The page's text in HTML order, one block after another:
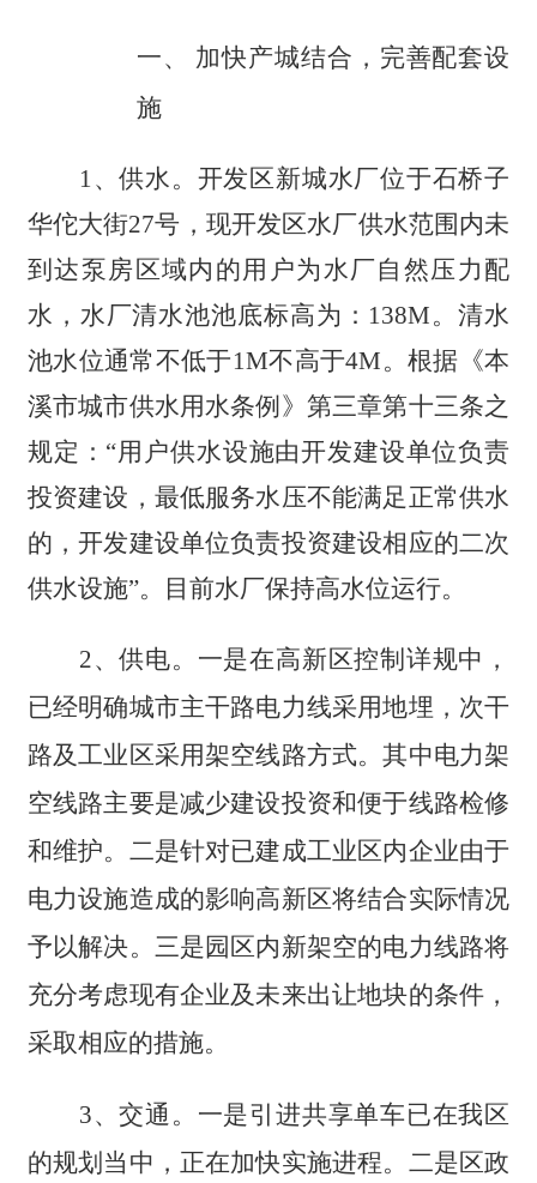
一、 加快产城结合，完善配套设
施
1、供水。开发区新城水厂位于石桥子
华佗大街27号，现开发区水厂供水范围内未
到达泵房区域内的用户为水厂自然压力配
水，水厂清水池池底标高为：138M。清水
池水位通常不低于1M不高于4M。根据《本
溪市城市供水用水条例》第三章第十三条之
规定：“用户供水设施由开发建设单位负责
投资建设，最低服务水压不能满足正常供水
的，开发建设单位负责投资建设相应的二次
供水设施”。目前水厂保持高水位运行。
2、供电。一是在高新区控制详规中，
已经明确城市主干路电力线采用地埋，次干
路及工业区采用架空线路方式。其中电力架
空线路主要是减少建设投资和便于线路检修
和维护。二是针对已建成工业区内企业由于
电力设施造成的影响高新区将结合实际情况
予以解决。三是园区内新架空的电力线路将
充分考虑现有企业及未来出让地块的条件，
采取相应的措施。
3、交通。一是引进共享单车已在我区
的规划当中，正在加快实施进程。二是区政